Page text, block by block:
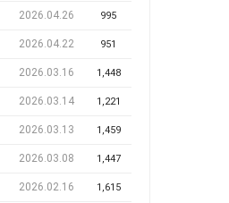
2026.04.26 995
2026.04.22 951
2026.03.16 1,448
2026.03.14 1,221
2026.03.13 1,459
2026.03.08 1,447
2026.02.16 1,615